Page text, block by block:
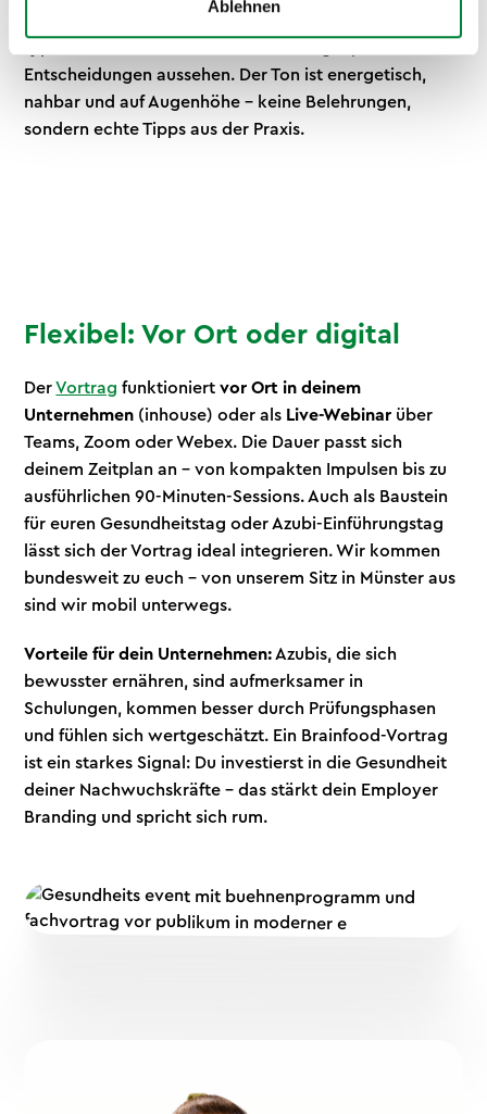
Ablehnen
Entscheidungen aussehen. Der Ton ist energetisch,
nahbar und auf Augenhöhe – keine Belehrungen,
sondern echte Tipps aus der Praxis.
Flexibel: Vor Ort oder digital
DerVortrag funktioniertvor Ort in deinem
Unternehmen (inhouse) oder als Live-Webinar über
Teams, Zoom oder Webex. Die Dauer passt sich
deinem Zeitplan an – von kompakten Impulsen bis zu
ausführlichen 90-Minuten-Sessions. Auch als Baustein
für euren Gesundheitstag oder Azubi-Einführungstag
lässt sich der Vortrag ideal integrieren. Wir kommen
bundesweit zu euch – von unserem Sitz in Münster aus
sind wir mobil unterwegs.
Vorteile für dein Unternehmen: Azubis, die sich
bewusster ernähren, sind aufmerksamer in
Schulungen, kommen besser durch Prüfungsphasen
und fühlen sich wertgeschätzt. Ein Brainfood-Vortrag
ist ein starkes Signal: Du investierst in die Gesundheit
deiner Nachwuchskräfte – das stärkt dein Employer
Branding und spricht sich rum.